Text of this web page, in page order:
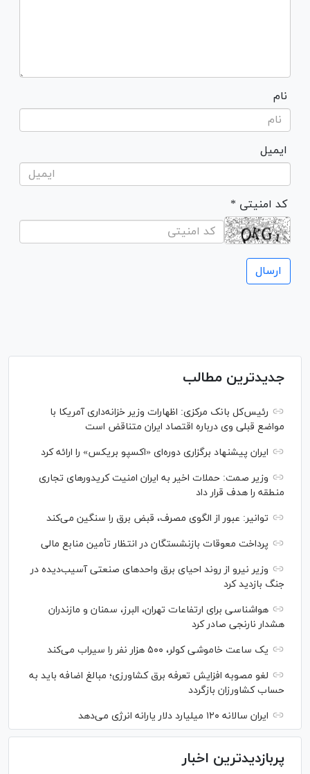
نام
ایمیل
* کد امنیتی
جدیدترین مطالب
رئیس‌کل بانک مرکزی: اظهارات وزیر خزانه‌داری آمریکا با
مواضع قبلی وی درباره اقتصاد ایران متناقض است
ایران پیشنهاد برگزاری دوره‌ای «اکسپو بریکس» را ارائه کرد
وزیر صمت: حملات اخیر به ایران امنیت کریدورهای تجاری
منطقه را هدف قرار داد
توانیر: عبور از الگوی مصرف، قبض برق را سنگین می‌کند
پرداخت معوقات بازنشستگان در انتظار تأمین منابع مالی
وزیر نیرو از روند احیای برق واحدهای صنعتی آسیب‌دیده در
جنگ بازدید کرد
هواشناسی برای ارتفاعات تهران، البرز، سمنان و مازندران
هشدار نارنجی صادر کرد
یک ساعت خاموشی کولر، ۵۰۰ هزار نفر را سیراب می‌کند
لغو مصوبه افزایش تعرفه برق کشاورزی؛ مبالغ اضافه باید به
حساب کشاورزان بازگردد
ایران سالانه ۱۲۰ میلیارد دلار یارانه انرژی می‌دهد
پربازدیدترین اخبار